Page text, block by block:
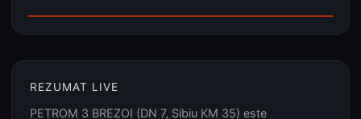
REZUMAT LIVE
PETROM 3 BREZOI (DN 7, Sibiu KM 35) este